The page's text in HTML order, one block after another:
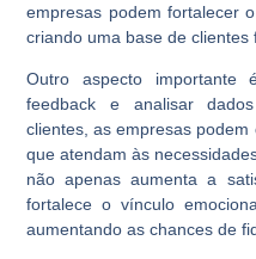
empresas podem fortalecer
criando uma base de clientes
Outro aspecto importante
feedback e analisar
clientes, as empresas
que atendam às
não apenas aumenta a
fortalece o vínculo
aumentando as chances de